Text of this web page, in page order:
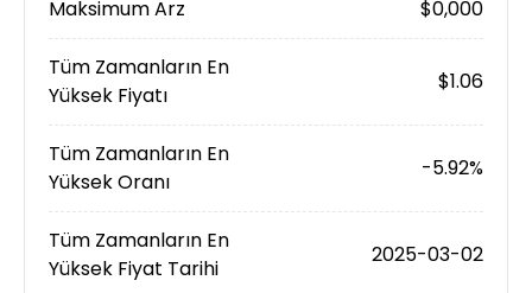
Maksimum Arz $0,000
Tüm Zamanların En
Yüksek Fiyatı
$1.06
Tüm Zamanların En
Yüksek Oranı
-5.92%
Tüm Zamanların En
Yüksek Fiyat Tarihi
2025-03-02